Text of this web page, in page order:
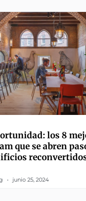
los 8
que se abren
junio 25, 2024